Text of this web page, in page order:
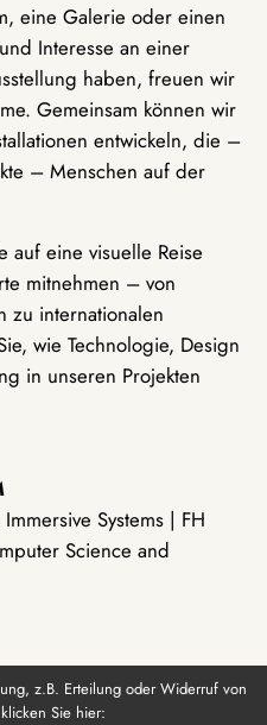
eine Galerie oder einen
Interesse an einer
haben, freuen wir
Gemeinsam können wir
entwickeln, die –
– Menschen auf der
auf eine visuelle Reise
mitnehmen – von
zu internationalen
wie Technologie, Design
in unseren Projekten
Systems | FH
Science and
z.B. Erteilung oder Widerruf von
Sie hier: